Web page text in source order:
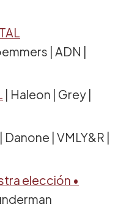
| ADN |
| Haleon | Grey |
| Danone | VMLY&R |
elección •